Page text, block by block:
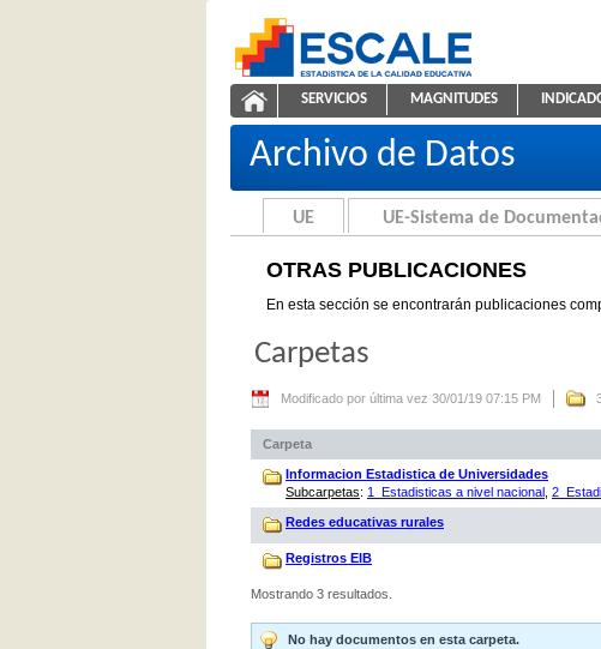
ESCALE - Unidad de Estadística
Otras Publicaciones
NAVEGACIÓN
SERVICIOS MAGNITUDES
Archivo de Datos
UE UE-Sistema de
OTRAS PUBLICACIONES
En esta sección se encontrarán publicaciones
Carpetas
Modificado por última vez 30/01/19 07:15 PM
Carpeta
Informacion Estadistica de Universidades
Subcarpetas: 1_Estadisticas a nivel nacional
Redes educativas rurales
Registros EIB
Mostrando 3 resultados.
No hay documentos en esta carpeta.